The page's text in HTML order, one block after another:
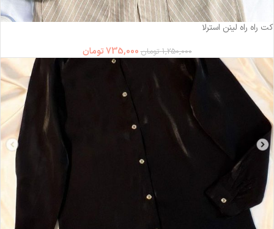
کت راه راه لینن استرلا
1,250,000 تومان735,000تومان